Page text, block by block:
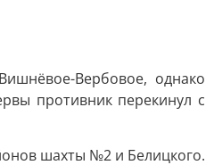
Вербовое, однако
противник перекинул с
шахты №2 и Белицкого.